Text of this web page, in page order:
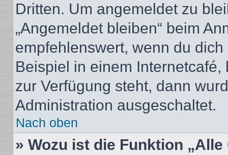
Dritten. Um angemeldet zu
„Angemeldet bleiben“ beim
empfehlenswert, wenn du
Beispiel in einem
zur Verfügung steht, dann
Administration ausgeschaltet.
Nach oben
» Wozu ist die Funktion